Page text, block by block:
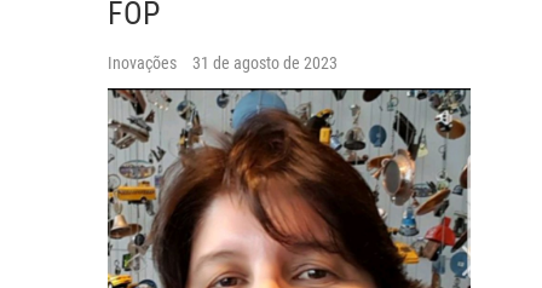
FOP
Inovações 31 de agosto de 2023